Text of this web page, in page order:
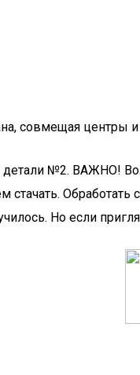
совмещая
№2. ВАЖНО!
Обработать
Но если